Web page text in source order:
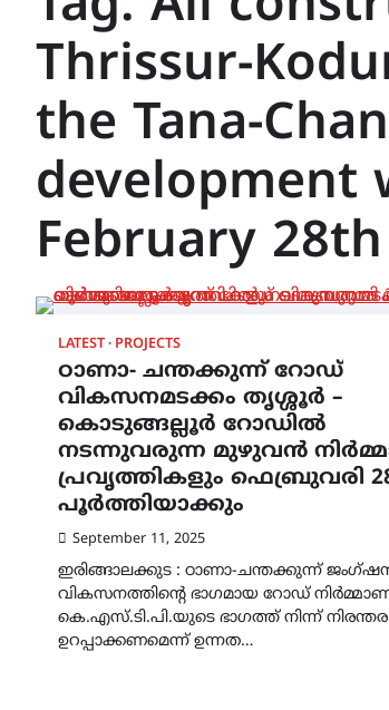
Thrissur-
the Tana-
development
February 28th
LATEST PROJECTS
ഠാണാ- ചന്തക്കുന്ന് റോഡ്
വികസനമടക്കം തൃശ്ശൂർ –
കൊടുങ്ങല്ലൂർ റോഡിൽ
നടന്നുവരുന്ന മുഴുവൻ
പ്രവൃത്തികളും ഫെബ്രുവരി
പൂർത്തിയാക്കും
September 11, 2025
ഇരിങ്ങാലക്കുട : ഠാണാ-ചന്തക്കുന്ന്
വികസനത്തിന്റെ ഭാഗമായ റോഡ്
കെ.എസ്.ടി.പി.യുടെ ഭാഗത്ത് നിന്ന്
ഉറപ്പാക്കണമെന്ന് ഉന്നത…